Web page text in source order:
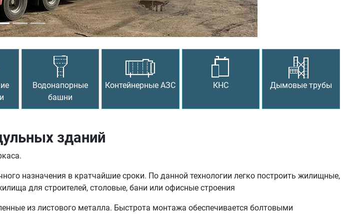
Водонапорные
башни
Контейнерные АЗС КНС Дымовые трубы
зданий
назначения в кратчайшие сроки. По данной технологии легко построить жилищные,
для строителей, столовые, бани или офисные строения
из листового металла. Быстрота монтажа обеспечивается болтовыми